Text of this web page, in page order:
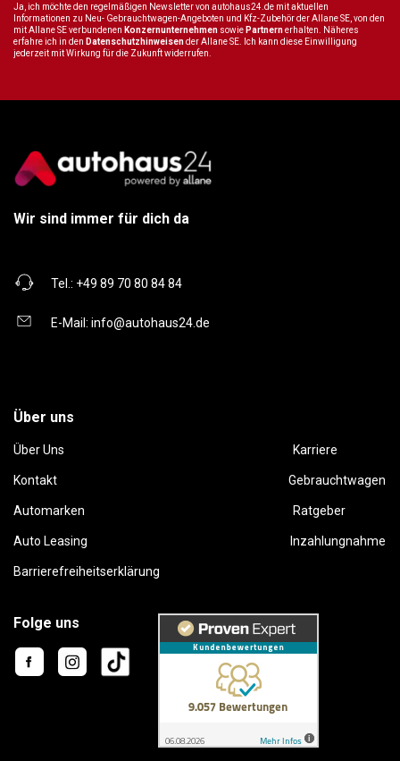
Ja, ich möchte den regelmäßigen Newsletter von autohaus24.de mit aktuellen
Informationen zu Neu- Gebrauchtwagen-Angeboten und Kfz-Zubehör der Allane SE, von den
mit Allane SE verbundenen Konzernunternehmen sowie Partnernerhalten. Näheres
erfahre ich in den Datenschutzhinweisender Allane SE. Ich kann diese Einwilligung
jederzeit mit Wirkung für die Zukunft widerrufen.
Wir sind immer für dich da
Tel.: +49 89 70 80 84 84
E-Mail: info@autohaus24.de
Über uns
Über Uns Karriere
Kontakt Gebrauchtwagen
Automarken Ratgeber
Auto Leasing Inzahlungnahme
Barrierefreiheitserklärung
Folge uns